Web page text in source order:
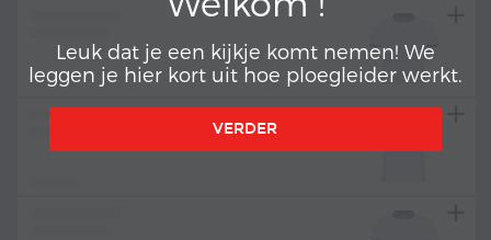
Leuk dat je een kijkje komt nemen! We
leggen je hier kort uit hoe ploegleider werkt.
VERDER